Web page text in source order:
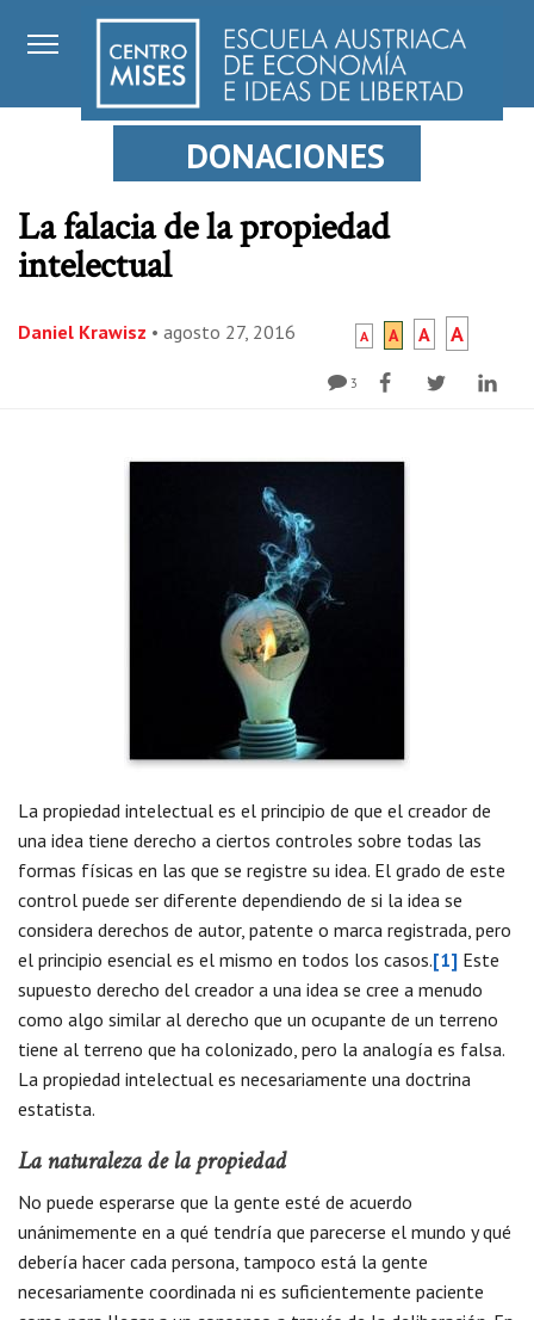
DONACIONES
La falacia de la propiedad
intelectual
Daniel Krawisz • agosto 27, 2016 A A A A
3
La propiedad intelectual es el principio de que el creador de
una idea tiene derecho a ciertos controles sobre todas las
formas físicas en las que se registre su idea. El grado de este
control puede ser diferente dependiendo de si la idea se
considera derechos de autor, patente o marca registrada, pero
el principio esencial es el mismo en todos los casos.[1] Este
supuesto derecho del creador a una idea se cree a menudo
como algo similar al derecho que un ocupante de un terreno
tiene al terreno que ha colonizado, pero la analogía es falsa.
La propiedad intelectual es necesariamente una doctrina
estatista.
La naturaleza de la propiedad
No puede esperarse que la gente esté de acuerdo
unánimemente en a qué tendría que parecerse el mundo y qué
debería hacer cada persona, tampoco está la gente
necesariamente coordinada ni es suficientemente paciente